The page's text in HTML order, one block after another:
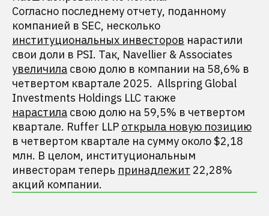
Согласно последнему отчету, поданному
компанией в SEC, несколько
институциональных инвесторов нарастили
свои доли в PSI. Так, Navellier & Associates
увеличила свою долю в компании на 58,6% в
четвертом квартале 2025. Allspring Global
Investments Holdings LLC также
нарастила свою долю на 59,5% в четвертом
квартале. Ruffer LLP открыла новую позицию
в четвертом квартале на сумму около $2,18
млн. В целом, институциональным
инвесторам теперь принадлежит 22,28%
акций компании.